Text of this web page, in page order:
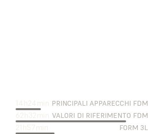
14 h24 min PRINCIPALI APPARECCHI FDM
62h32min VALORI DI RIFERIMENTO FDM
21 h57min FORM 3L